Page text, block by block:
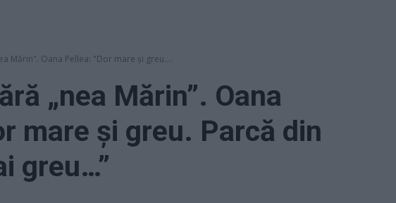
Mărin". Oana Pellea: "Dor mare şi greu....
„nea Mărin”. Oana
mare şi greu. Parcă din
greu…”